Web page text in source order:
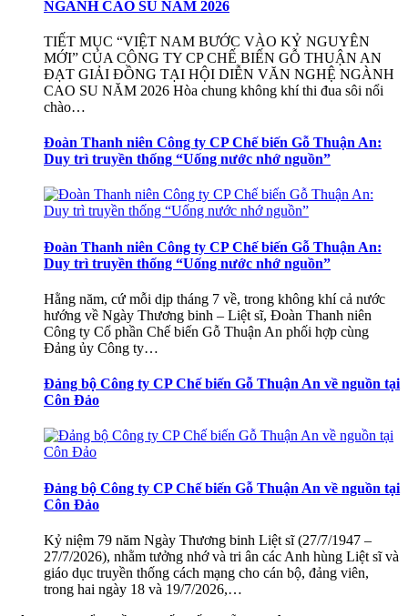
NGÀNH CAO SU NĂM 2026
TIẾT MỤC “VIỆT NAM BƯỚC VÀO KỶ NGUYÊN
MỚI” CỦA CÔNG TY CP CHẾ BIẾN GỖ THUẬN AN
ĐẠT GIẢI ĐỒNG TẠI HỘI DIỄN VĂN NGHỆ NGÀNH
CAO SU NĂM 2026 Hòa chung không khí thi đua sôi nổi
chào…
Đoàn Thanh niên Công ty CP Chế biến Gỗ Thuận An:
Duy trì truyền thống “Uống nước nhớ nguồn”
Đoàn Thanh niên Công ty CP Chế biến Gỗ Thuận An:
Duy trì truyền thống “Uống nước nhớ nguồn”
Hằng năm, cứ mỗi dịp tháng 7 về, trong không khí cả nước
hướng về Ngày Thương binh – Liệt sĩ, Đoàn Thanh niên
Công ty Cổ phần Chế biến Gỗ Thuận An phối hợp cùng
Đảng ủy Công ty…
Đảng bộ Công ty CP Chế biến Gỗ Thuận An về nguồn tại
Côn Đảo
Đảng bộ Công ty CP Chế biến Gỗ Thuận An về nguồn tại
Côn Đảo
Kỷ niệm 79 năm Ngày Thương binh Liệt sĩ (27/7/1947 –
27/7/2026), nhằm tưởng nhớ và tri ân các Anh hùng Liệt sĩ và
giáo dục truyền thống cách mạng cho cán bộ, đảng viên,
trong hai ngày 18 và 19/7/2026,…